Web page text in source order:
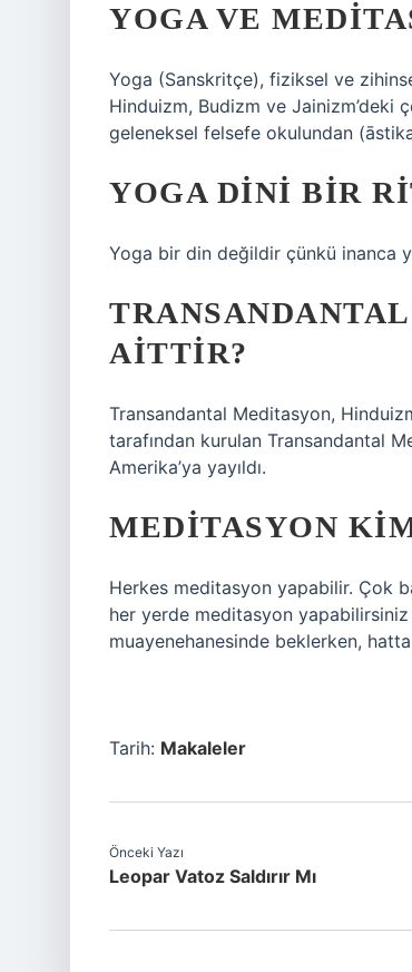
YOGA VE
Yoga (Sanskritçe), fiziksel ve
Hinduizm, Budizm ve Jainizm’deki
geleneksel felsefe okulundan
YOGA DINI BIR
Yoga bir din değildir çünkü inanca
AITTIR?
Transandantal Meditasyon,
tarafından kurulan Transandantal
Amerika’ya yayıldı.
MEDITASYON
Herkes meditasyon yapabilir. Çok
her yerde meditasyon
muayenehanesinde beklerken,
Tarih: Makaleler
Önceki Yazı
Leopar Vatoz Saldırır Mı